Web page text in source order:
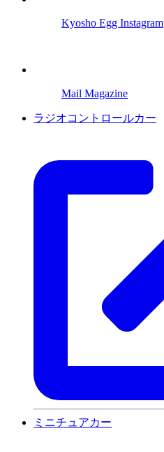
Kyosho Egg Instagram
Mail Magazine
ラジオコントロールカー
ミニチュアカー